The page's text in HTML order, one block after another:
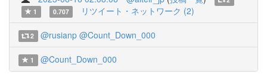
1
0.707 リツイート・ネットワーク (2)
2 @rusianp @Count_Down_000
1 @Count_Down_000